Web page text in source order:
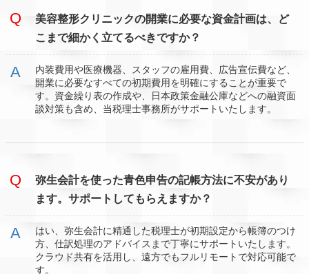
美容整形クリニックの開業に必要な資金計画は、ど
こまで細かく立てるべきですか？
内装費用や医療機器、スタッフの雇用費、広告宣伝費など、
開業に必要なすべての初期費用を明確にすることが重要で
す。資金繰り表の作成や、日本政策金融公庫などへの融資面
談対策も含め、当税理士事務所がサポートいたします。
弥生会計を使った青色申告の記帳方法に不安があり
ます。サポートしてもらえますか？
はい、弥生会計に精通した税理士が初期設定から帳簿のつけ
方、仕訳処理のアドバイスまで丁寧にサポートいたします。
クラウド共有を活用し、遠方でもフルリモートで対応可能で
す。